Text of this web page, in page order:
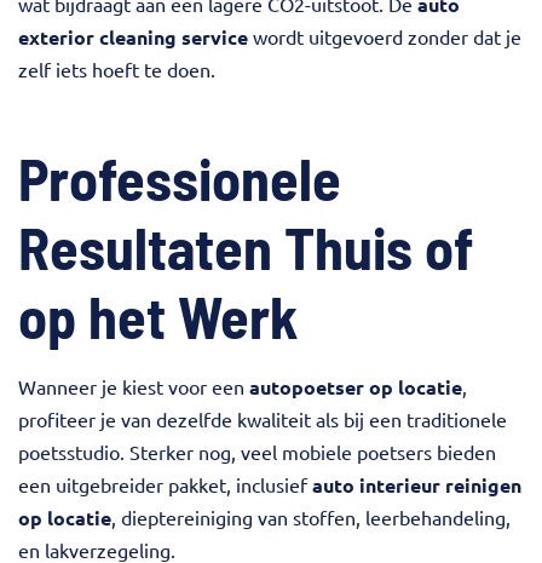
exterior cleaning service wordt uitgevoerd zonder dat je
zelf iets hoeft te doen.
Professionele
Resultaten Thuis of
op het Werk
Wanneer je kiest voor een autopoetser op locatie
profiteer je van dezelfde kwaliteit als bij een traditionele
poetsstudio. Sterker nog, veel mobiele poetsers bieden
een uitgebreider pakket, inclusiefauto interieur reinigen
op locatie , dieptereiniging van stoffen, leerbehandeling,
en lakverzegeling.